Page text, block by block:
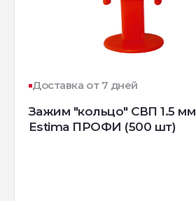
Доставка от 7 дней
Зажим "кольцо" СВП 1.5 мм
Estima ПРОФИ (500 шт)